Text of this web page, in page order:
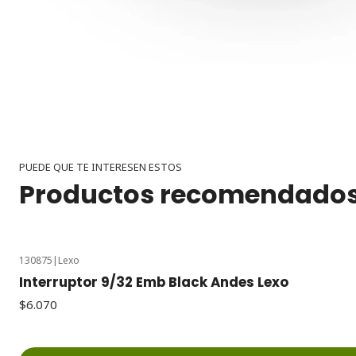
PUEDE QUE TE INTERESEN ESTOS
Productos
130875 | Lexo
Interruptor 9/32 Emb Black Andes Lexo
$6.070